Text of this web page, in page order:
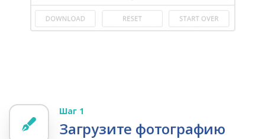
Шаг 1
Загрузите фотографию